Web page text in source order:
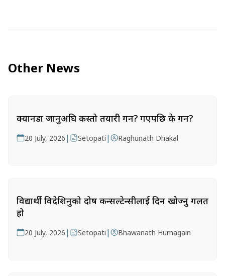
Other News
क्यानडा जानुअघि कस्तो तयारी गर्ने? गएपछि के गर्ने?
20 July, 2026 | Setopati | Raghunath Dhakal
विद्यार्थी विदेशिनुको दोष कन्सल्टेन्सीलाई दिन खोज्नु गलत
हो
20 July, 2026 | Setopati | Bhawanath Humagain